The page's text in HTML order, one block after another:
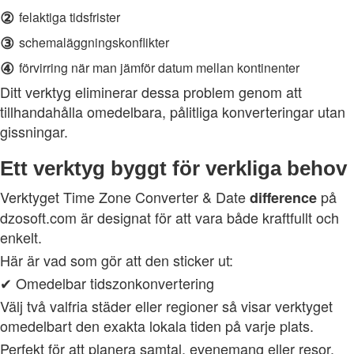
② felaktiga tidsfrister
③ schemaläggningskonflikter
④ förvirring när man jämför datum mellan kontinenter
Ditt verktyg eliminerar dessa problem genom att
tillhandahålla omedelbara, pålitliga konverteringar utan
gissningar.
Ett verktyg byggt för verkliga behov
Verktyget Time Zone Converter & Datedifference på
dzosoft.com är designat för att vara både kraftfullt och
enkelt.
Här är vad som gör att den sticker ut:
✔ Omedelbar tidszonkonvertering
Välj två valfria städer eller regioner så visar verktyget
omedelbart den exakta lokala tiden på varje plats.
Perfekt för att planera samtal, evenemang eller resor.